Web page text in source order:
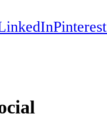
Pinterest